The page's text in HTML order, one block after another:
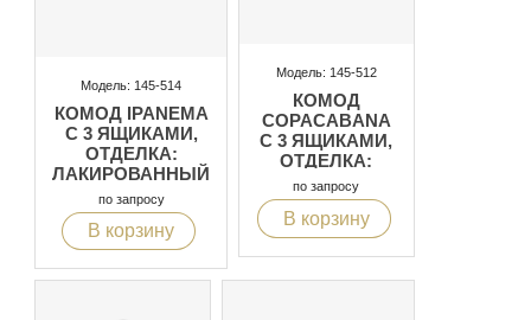
Модель: 145-514
КОМОД IPANEMA
С 3 ЯЩИКАМИ,
ОТДЕЛКА:
ЛАКИРОВАННЫЙ
МАТОВЫЙ
БЕЛЫЙ
по запросу
В корзину
Модель: 145-512
КОМОД
COPACABANA
С 3 ЯЩИКАМИ,
ОТДЕЛКА:
СЕРЫЙ, БЕЛАЯ
ПАТИНА
по запросу
В корзину